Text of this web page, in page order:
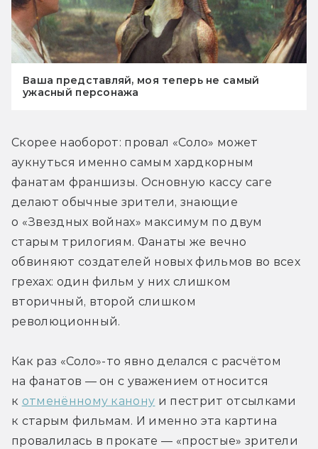
Ваша представляй, моя теперь не самый
ужасный персонажа
Скорее наоборот: провал «Соло» может
аукнуться именно самым хардкорным
фанатам франшизы. Основную кассу саге
делают обычные зрители, знающие
о «Звездных войнах» максимум по двум
старым трилогиям. Фанаты же вечно
обвиняют создателей новых фильмов во всех
грехах: один фильм у них слишком
вторичный, второй слишком
революционный.
Как раз «Соло»-то явно делался с расчётом
на фанатов — он с уважением относится
к отменённому канону и пестрит отсылками
к старым фильмам. И именно эта картина
провалилась в прокате — «простые» зрители